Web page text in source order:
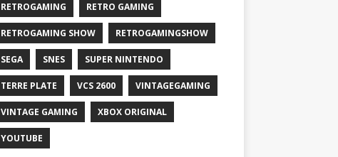
RETROGAMING RETRO GAMING
RETROGAMING SHOW RETROGAMINGSHOW
SEGA SNES SUPER NINTENDO
TERRE PLATE VCS 2600 VINTAGEGAMING
VINTAGE GAMING XBOX ORIGINAL
YOUTUBE